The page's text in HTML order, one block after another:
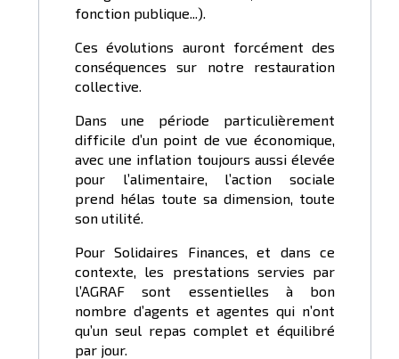
fonction publique...).
Ces évolutions auront forcément des
conséquences sur notre restauration
collective.
Dans une période particulièrement
difficile d’un point de vue économique,
avec une inflation toujours aussi élevée
pour l’alimentaire, l’action sociale
prend hélas toute sa dimension, toute
son utilité.
Pour Solidaires Finances, et dans ce
contexte, les prestations servies par
l’AGRAF sont essentielles à bon
nombre d’agents et agentes qui n’ont
qu’un seul repas complet et équilibré
par jour.